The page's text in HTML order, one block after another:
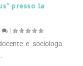
presso la
|
e sociologa